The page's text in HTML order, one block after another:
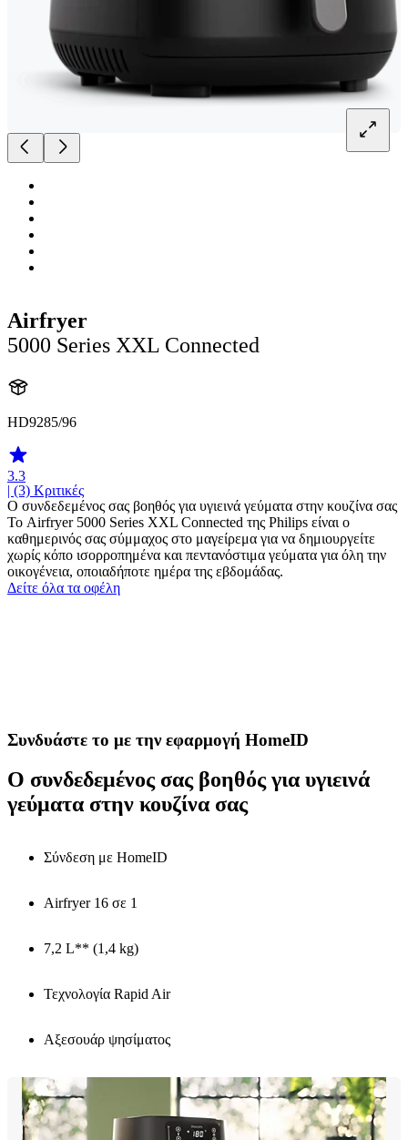
Airfryer
5000 Series XXL Connected
HD9285/96
3.3
| (3) Κριτικές
Ο συνδεδεμένος σας βοηθός για υγιεινά γεύματα στην κουζίνα σας
Το Airfryer 5000 Series XXL Connected της Philips είναι ο
καθημερινός σας σύμμαχος στο μαγείρεμα για να δημιουργείτε
χωρίς κόπο ισορροπημένα και πεντανόστιμα γεύματα για όλη την
οικογένεια, οποιαδήποτε ημέρα της εβδομάδας.
Δείτε όλα τα οφέλη
Συνδυάστε το με την εφαρμογή HomeID
Ο συνδεδεμένος σας βοηθός για υγιεινά
γεύματα στην κουζίνα σας
Σύνδεση με HomeID
Airfryer 16 σε 1
7,2 L** (1,4 kg)
Τεχνολογία Rapid Air
Αξεσουάρ ψησίματος